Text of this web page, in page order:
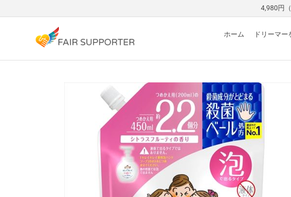
4,980円
ホーム ドリーマー